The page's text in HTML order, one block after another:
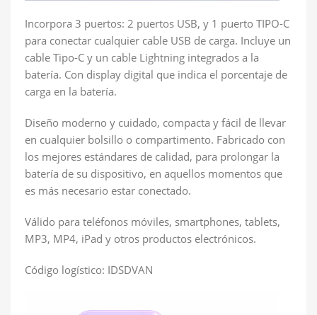
Incorpora 3 puertos: 2 puertos USB, y 1 puerto TIPO-C
para conectar cualquier cable USB de carga. Incluye un
cable Tipo-C y un cable Lightning integrados a la
batería. Con display digital que indica el porcentaje de
carga en la batería.
Diseño moderno y cuidado, compacta y fácil de llevar
en cualquier bolsillo o compartimento. Fabricado con
los mejores estándares de calidad, para prolongar la
batería de su dispositivo, en aquellos momentos que
es más necesario estar conectado.
Válido para teléfonos móviles, smartphones, tablets,
MP3, MP4, iPad y otros productos electrónicos.
Código logístico: IDSDVAN